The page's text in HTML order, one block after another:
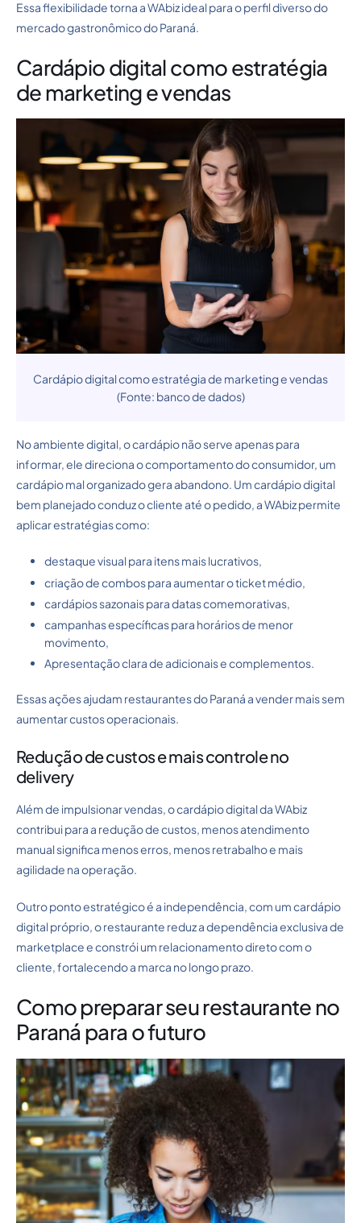
Essa flexibilidade torna a WAbiz ideal para o perfil diverso do
mercado gastronômico do Paraná.
Cardápio digital como estratégia
de marketing e vendas
Cardápio digital como estratégia de marketing e vendas
(Fonte: banco de dados)
No ambiente digital, o cardápio não serve apenas para
informar, ele direciona o comportamento do consumidor, um
cardápio mal organizado gera abandono. Um cardápio digital
bem planejado conduz o cliente até o pedido, a WAbiz permite
aplicar estratégias como:
destaque visual para itens mais lucrativos,
criação de combos para aumentar o ticket médio,
cardápios sazonais para datas comemorativas,
campanhas específicas para horários de menor
movimento,
Apresentação clara de adicionais e complementos.
Essas ações ajudam restaurantes do Paraná a vender mais sem
aumentar custos operacionais.
Redução de custos e mais controle no
delivery
Além de impulsionar vendas, o cardápio digital da WAbiz
contribui para a redução de custos, menos atendimento
manual significa menos erros, menos retrabalho e mais
agilidade na operação.
Outro ponto estratégico é a independência, com um cardápio
digital próprio, o restaurante reduz a dependência exclusiva de
marketplace e constrói um relacionamento direto com o
cliente, fortalecendo a marca no longo prazo.
Como preparar seu restaurante no
Paraná para o futuro